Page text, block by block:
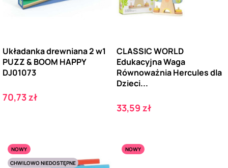
Układanka drewniana 2 w1
PUZZ & BOOM HAPPY
DJ01073
Cena
70,73 zł
CLASSIC WORLD
Edukacyjna Waga
Równoważnia Hercules dla
Dzieci...
Cena
33,59 zł
NOWY
CHWILOWO NIEDOSTĘPNE
NOWY